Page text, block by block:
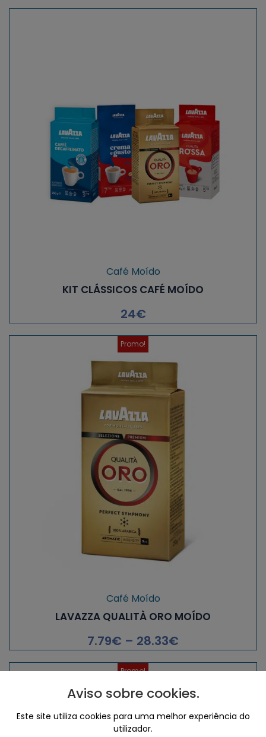
Café Moído
KIT CLÁSSICOS CAFÉ MOÍDO
24€
Promo!
Café Moído
LAVAZZA QUALITÀ ORO MOÍDO
7.79€ – 28.33€
Promo!
Aviso sobre cookies.
Este site utiliza cookies para uma melhor experiência do
utilizador.